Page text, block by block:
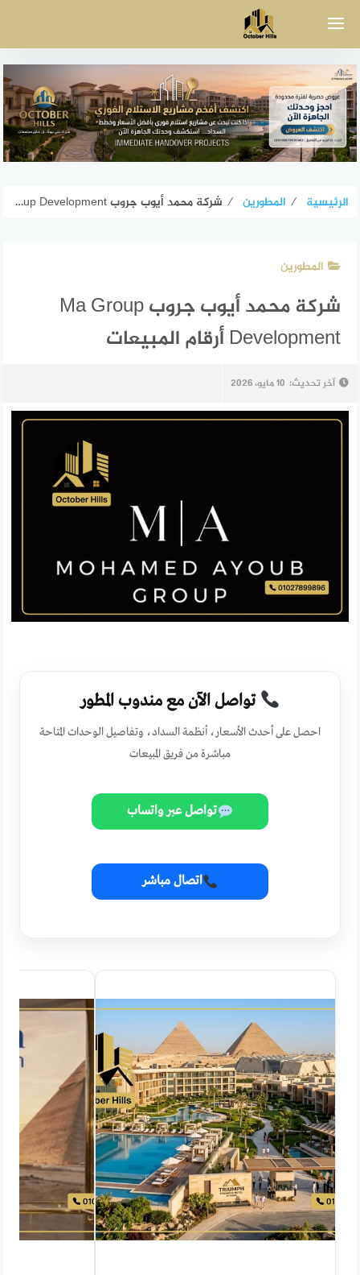
الرئيسية ⁄ المطورين ⁄ شركة محمد أيوب جروب Ma Group Development أرقام المبيعات
المطورين
شركة محمد أيوب جروب Ma Group
Development أرقام المبيعات
آخر تحديث: 10 مايو، 2026
تواصل الآن مع مندوب المطور
احصل على أحدث الأسعار، أنظمة السداد، وتفاصيل الوحدات المتاحة
مباشرة من فريق المبيعات
تواصل عبر واتساب
اتصال مباشر